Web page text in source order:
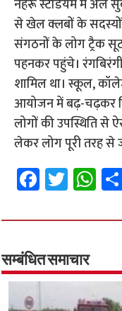
नेहरू स्टेडियम में अल
से खेल क्लबों के
संगठनों के लोग ट्रैक सूट
पहनकर पहुंचे।
शामिल था। स्कूल,
आयोजन में बढ़-चढ़कर
लोगों की उपस्थिति से
लेकर लोग पूरी तरह से
Fa
ce
b
o
o
k
T
wi
tt
er
W
h
at
p
p
सम्बंधित समाचार